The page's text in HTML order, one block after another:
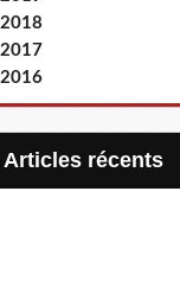
2018
2017
2016
articles récents